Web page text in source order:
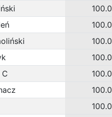
100.0
100.0
100.0
100.0
100.0
100.0
100.0